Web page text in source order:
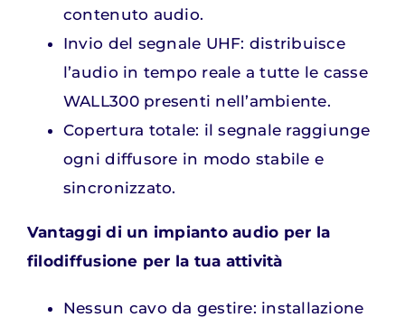
contenuto audio.
Invio del segnale UHF: distribuisce
l’audio in tempo reale a tutte le casse
WALL300 presenti nell’ambiente.
Copertura totale: il segnale raggiunge
ogni diffusore in modo stabile e
sincronizzato.
Vantaggi di un impianto audio per la
filodiffusione per la tua attività
Nessun cavo da gestire: installazione